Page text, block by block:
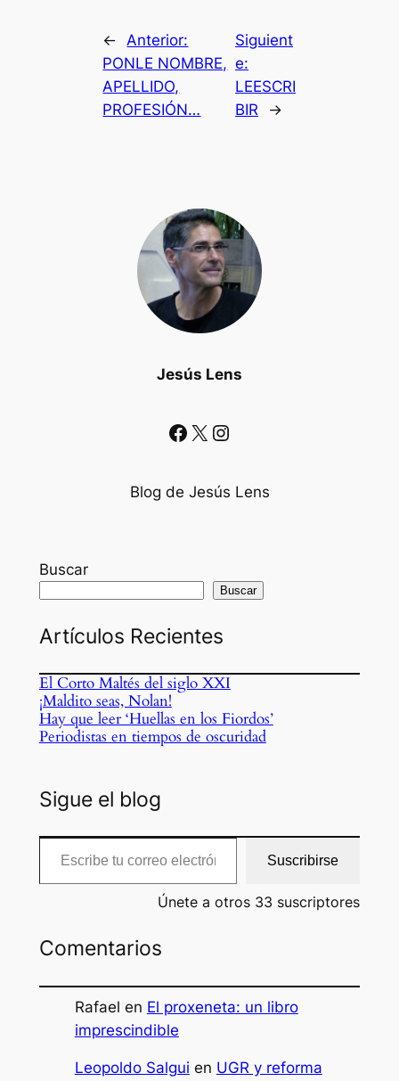
Jesús Lens
Facebook X Instagram
Blog de Jesús Lens
←
Anterior:
PONLE NOMBRE,
APELLIDO,
PROFESIÓN…
Siguient
e:
LEESCRI
BIR
→
Buscar
Buscar
Artículos Recientes
El Corto Maltés del siglo XXI
¡Maldito seas, Nolan!
Hay que leer ‘Huellas en los Fiordos’
Periodistas en tiempos de oscuridad
Sigue el blog
Escribe tu correo electrónico…
Suscribirse
Únete a otros 33 suscriptores
Comentarios
Rafael en El proxeneta: un libro
imprescindible
Leopoldo Salgui en UGR y reforma